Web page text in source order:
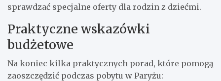
sprawdzać specjalne oferty dla rodzin z dziećmi.
Praktyczne wskazówki
budżetowe
Na koniec kilka praktycznych porad, które pomogą
zaoszczędzić podczas pobytu w Paryżu: